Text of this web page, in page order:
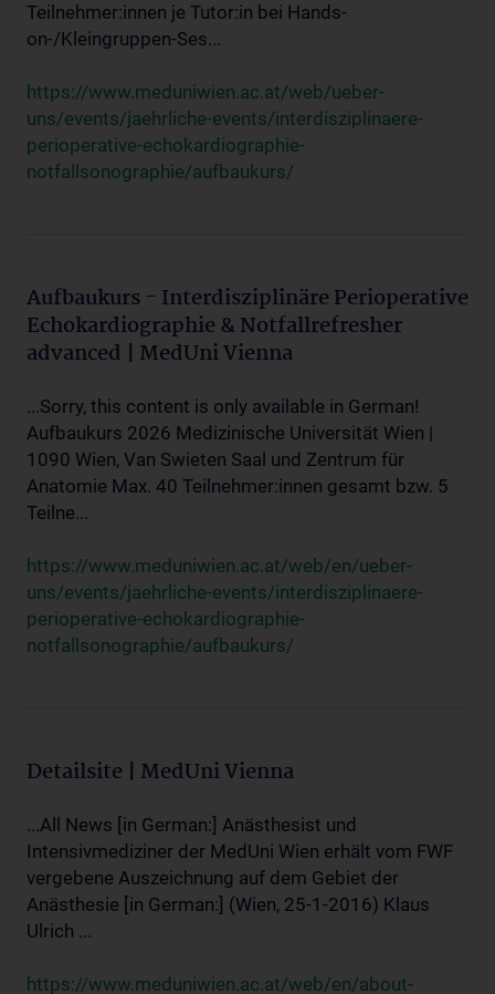
Teilnehmer:innen je Tutor:in bei Hands-
on-/Kleingruppen-Ses...
https://www.meduniwien.ac.at/web/ueber-
uns/events/jaehrliche-events/interdisziplinaere-
perioperative-echokardiographie-
notfallsonographie/aufbaukurs/
Aufbaukurs - Interdisziplinäre Perioperative
Echokardiographie & Notfallrefresher
advanced | MedUni Vienna
...Sorry, this content is only available in German!
Aufbaukurs 2026 Medizinische Universität Wien |
1090 Wien, Van Swieten Saal und Zentrum für
Anatomie Max. 40 Teilnehmer:innen gesamt bzw. 5
Teilne...
https://www.meduniwien.ac.at/web/en/ueber-
uns/events/jaehrliche-events/interdisziplinaere-
perioperative-echokardiographie-
notfallsonographie/aufbaukurs/
Detailsite | MedUni Vienna
...All News [in German:] Anästhesist und
Intensivmediziner der MedUni Wien erhält vom FWF
vergebene Auszeichnung auf dem Gebiet der
Anästhesie [in German:] (Wien, 25-1-2016) Klaus
Ulrich ...
https://www.meduniwien.ac.at/web/en/about-